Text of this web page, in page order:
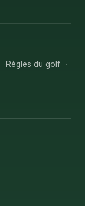
Règles du golf